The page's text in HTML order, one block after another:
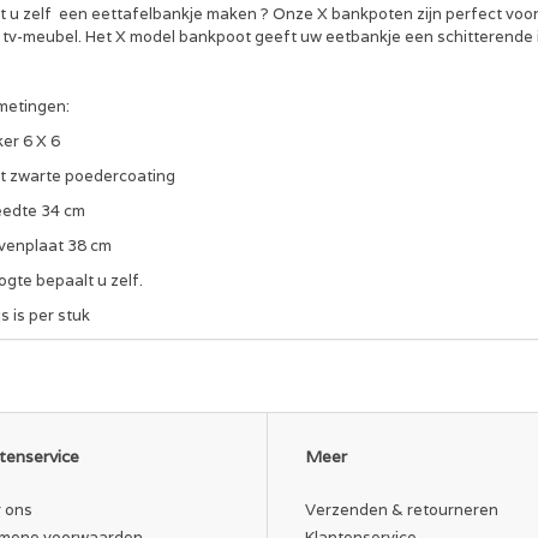
u zelf een eettafelbankje maken ? Onze X bankpoten zijn perfect
tv-meubel. Het X model bankpoot geeft uw eetbankje een schitterende
6 X 6
zwarte poedercoating
34 cm
38 cm
bepaalt u zelf.
is per stuk
wij u alleen de beste kwaliteit willen leveren, kunnen wij, als u
is een elektrostatisch verfproces. Het belangrijkste
het bindmiddel en de vulstof in een vloeibare suspensie te houden.
geladen onderstel gespoten. Door het elektrostatisch principe
ons
Meer
Verzenden & retourneren